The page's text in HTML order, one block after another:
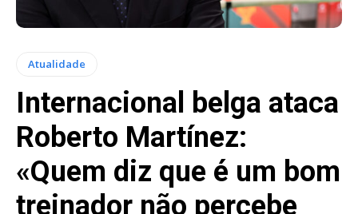
Atualidade
Internacional belga ataca
Roberto Martínez:
«Quem diz que é um bom
treinador não percebe